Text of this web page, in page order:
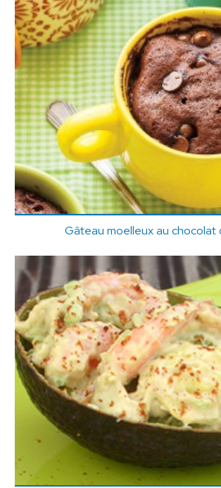
Gâteau moelleux au chocolat